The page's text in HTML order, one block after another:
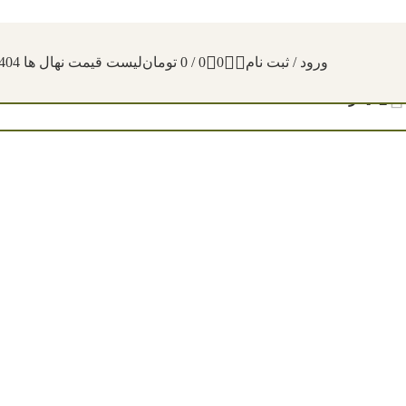
ورود / ثبت نام 0
0
/
0 تومانلیست قیمت نهال ها 1404